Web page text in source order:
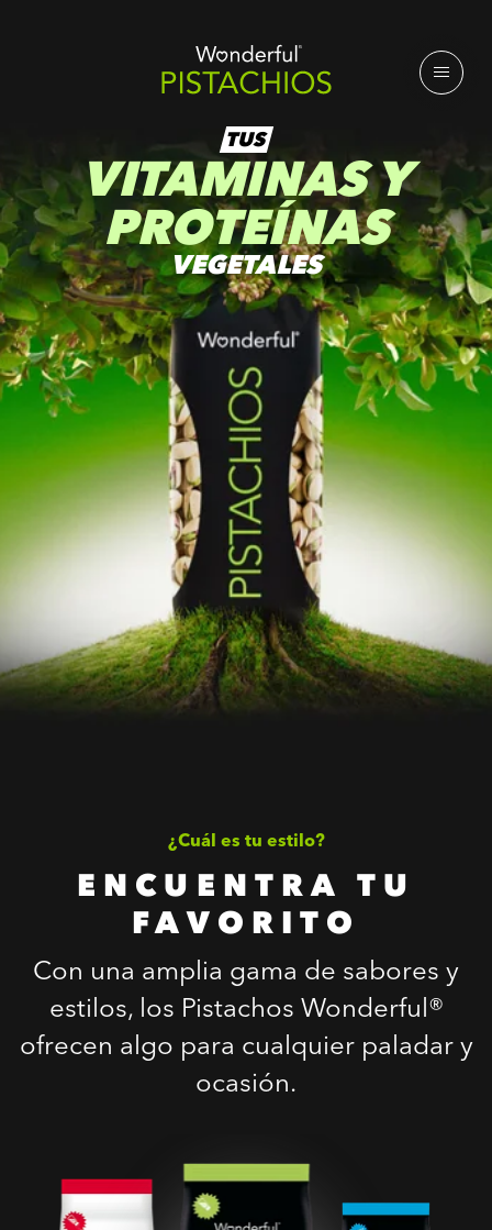
TUS
VITAMINAS Y
PROTEÍNAS
VEGETALES
¿Cuál es tu estilo?
ENCUENTRA TU
FAVORITO
Con una amplia gama de sabores y
estilos, los Pistachos Wonderful®
ofrecen algo para cualquier paladar y
ocasión.
Pistachos Tostados
Salados